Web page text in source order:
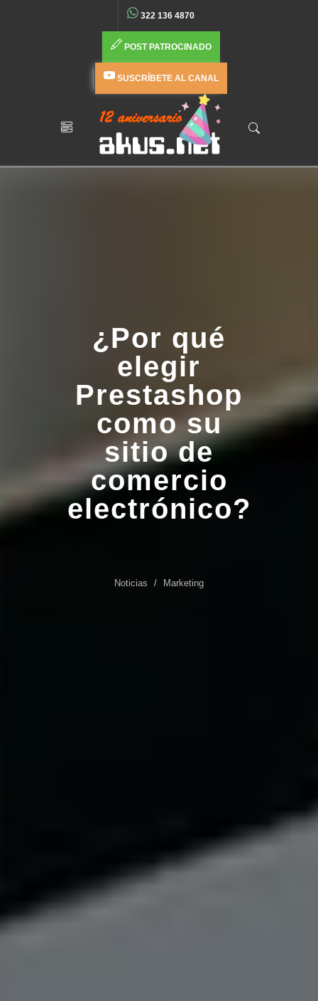
322 136 4870
POST PATROCINADO
SUSCRÍBETE AL CANAL
¿Por qué
elegir
Prestashop
como su
sitio de
comercio
electrónico?
Noticias Marketing